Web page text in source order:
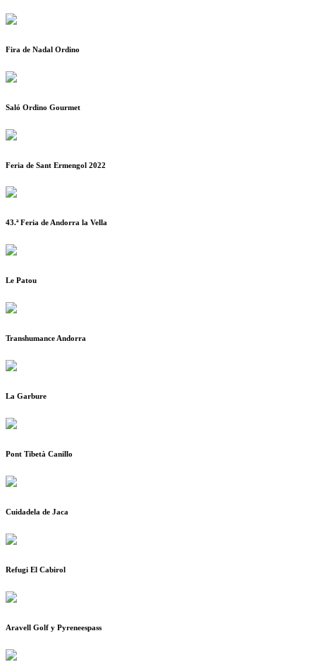
Fira de Nadal Ordino
Saló Ordino Gourmet
Feria de Sant Ermengol 2022
43.ª Feria de Andorra la Vella
Le Patou
Transhumance Andorra
La Garbure
Pont Tibetà Canillo
Cuidadela de Jaca
Refugi El Cabirol
Aravell Golf y Pyreneespass